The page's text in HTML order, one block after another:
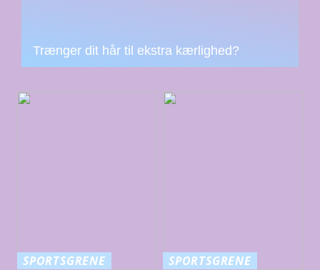
Trænger dit hår til ekstra kærlighed?
SPORTSGRENE
SPORTSGRENE